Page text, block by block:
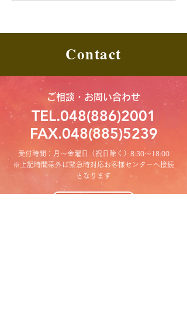
せ
Contact
ご相談・お問い合わせ
TEL.048(886)2001
FAX.048(885)5239
受付時間：月～金曜日（祝日除く）8:30〜18:00
※上記時間帯外は緊急時対応お客様センターへ接続
となります